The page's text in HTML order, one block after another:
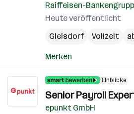
Raiffeisen-
Heute veröffentlicht
Gleisdorf
Vollzeit
Merken
Einblicke
Senior Payroll
epunkt GmbH